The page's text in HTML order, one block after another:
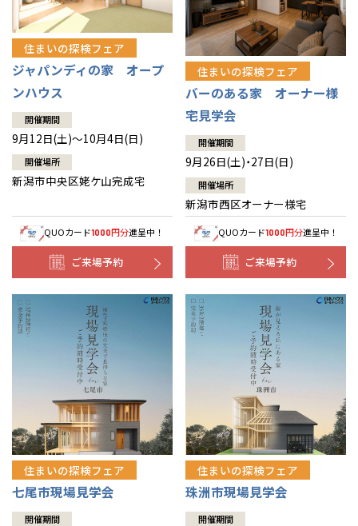
住まいの探検フェア
ジャパンディの家 オープ
ンハウス
開催期間
9月12日(土)～10月4日(日)
開催場所
新潟市中央区姥ケ山完成宅
QUOカード1000円分進呈中！
ご来場予約
住まいの探検フェア
バーのある家 オーナー様
宅見学会
開催期間
9月26日(土)・27日(日)
開催場所
新潟市西区オーナー様宅
QUOカード1000円分進呈中！
ご来場予約
住まいの探検フェア
七尾市現場見学会
開催期間
住まいの探検フェア
珠洲市現場見学会
開催期間